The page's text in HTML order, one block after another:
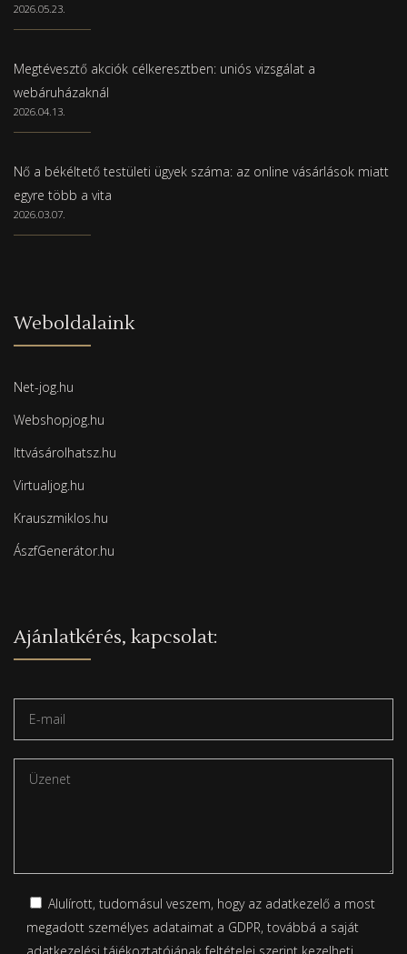
2026.05.23.
Megtévesztő akciók célkeresztben: uniós vizsgálat a
webáruházaknál
2026.04.13.
Nő a békéltető testületi ügyek száma: az online vásárlások miatt
egyre több a vita
2026.03.07.
Weboldalaink
Net-jog.hu
Webshopjog.hu
Ittvásárolhatsz.hu
Virtualjog.hu
Krauszmiklos.hu
ÁszfGenerátor.hu
Ajánlatkérés, kapcsolat:
Alulírott, tudomásul veszem, hogy az adatkezelő a most
megadott személyes adataimat a GDPR, továbbá a saját